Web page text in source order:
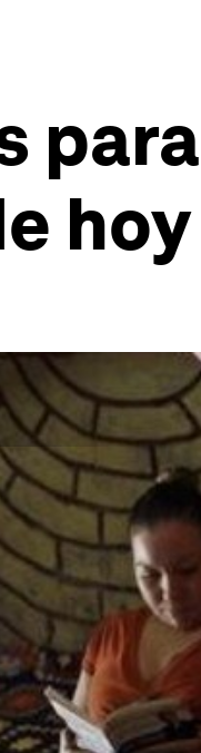
hoy